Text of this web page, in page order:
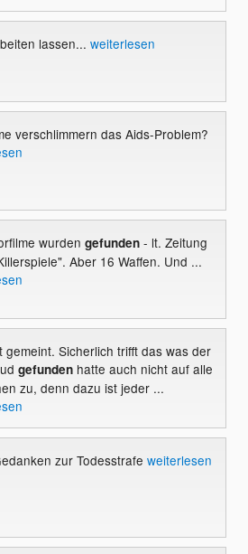
lassen... weiterlesen
verschlimmern das Aids-Problem?
wurden gefunden- lt. Zeitung
Aber 16 Waffen. Und ...
gemeint. Sicherlich trifft das was der
gefundenhatte auch nicht auf alle
zu, denn dazu ist jeder ...
zur Todesstrafe weiterlesen